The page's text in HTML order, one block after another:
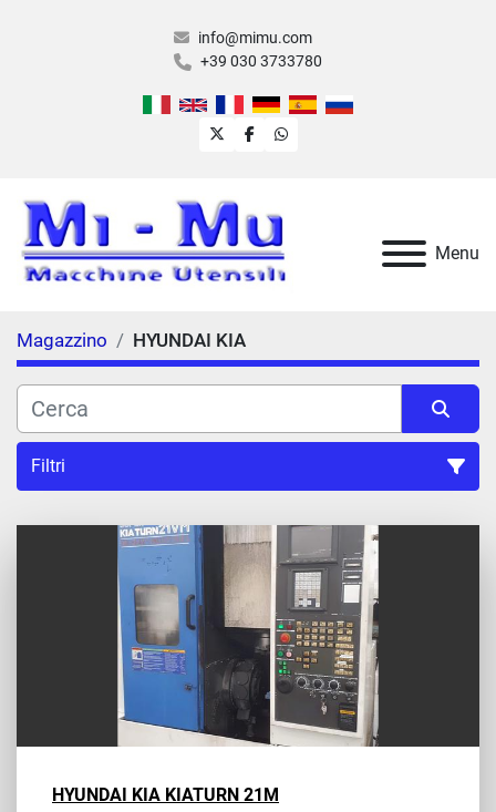
info@mimu.com
+39 030 3733780
twitterfacebookwhatsapp
Menu
Magazzino HYUNDAI KIA
Filtri
Tutte le categorie
Ordina per
HYUNDAI KIA KIATURN 21M